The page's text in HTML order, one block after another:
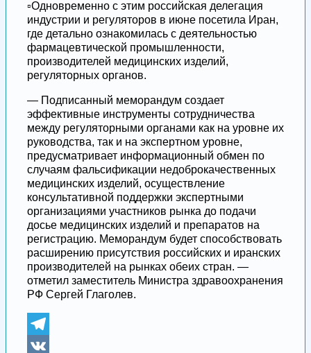
▫️Одновременно с этим российская делегация
индустрии и регуляторов в июне посетила Иран,
где детально ознакомилась с деятельностью
фармацевтической промышленности,
производителей медицинских изделий,
регуляторных органов.
— Подписанный меморандум создает
эффективные инструменты сотрудничества
между регуляторными органами как на уровне их
руководства, так и на экспертном уровне,
предусматривает информационный обмен по
случаям фальсификации недоброкачественных
медицинских изделий, осуществление
консультативной поддержки экспертными
организациями участников рынка до подачи
досье медицинских изделий и препаратов на
регистрацию. Меморандум будет способствовать
расширению присутствия российских и иранских
производителей на рынках обеих стран. —
отметил заместитель Министра здравоохранения
РФ Сергей Глаголев.
Telegram